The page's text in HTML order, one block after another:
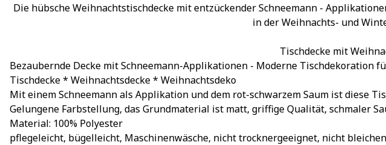
Die hübsche Weihnachtstischdecke mit entzückender Schneemann -
in der Weihnachts- und
Tischdecke mit
Bezaubernde Decke mit Schneemann-Applikationen - Moderne Tischdekoration
Tischdecke * Weihnachtsdecke * Weihnachtsdeko
Mit einem Schneemann als Applikation und dem rot-schwarzem Saum ist diese
Gelungene Farbstellung, das Grundmaterial ist matt, griffige Qualität, schmaler
Material: 100% Polyester
pflegeleicht, bügelleicht, Maschinenwäsche, nicht trocknergeeignet, nicht bleichen